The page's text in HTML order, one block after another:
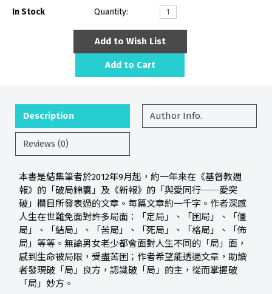
In Stock Quantity:
Add to Wish List
Add to Cart
Description Author Info.
Reviews (0)
本書是結集筆者於2012年9月起，約一年來在《基督教週
報》的「破局錦囊」及《新報》的「與愛同行──愛突
破」欄目所發表過的文章。每篇文章約一千字。作者深感
人生在世難免面對許多局面：「定局」、「困局」、「僵
局」、「結局」、「苦局」、「死局」、「格局」、「佈
局」等等。無論男女老少都會面對人生不同的「局」面，
感到生命被局限，受盡苦困；作者希望能透過文章，助讀
者發現破「局」良方，認識破「局」的主，從而掌握破
「局」妙方。